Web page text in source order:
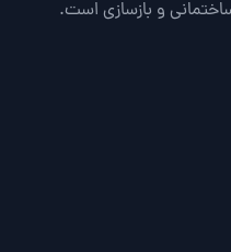
دیوار به دلیل خاصیت
و آشپزخانه ایده‌آل است.
سایش و ضربه مقاوم بوده و
وجود دارد.
یا ملات به‌سادگی انجام
در مقایسه با سایر
و بازسازی است.